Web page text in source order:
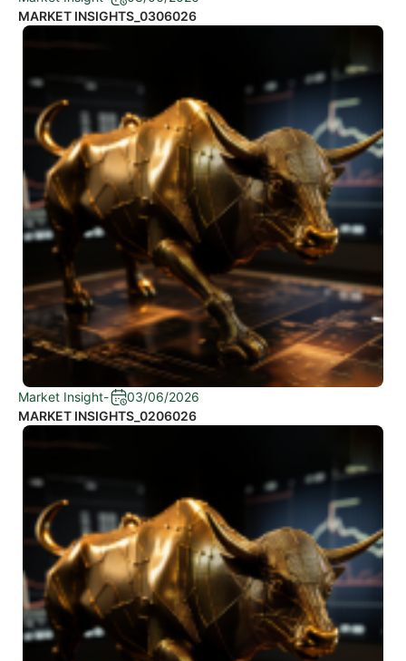
MARKET INSIGHTS_0306026
Market Insight-
03/06/2026
MARKET INSIGHTS_0206026